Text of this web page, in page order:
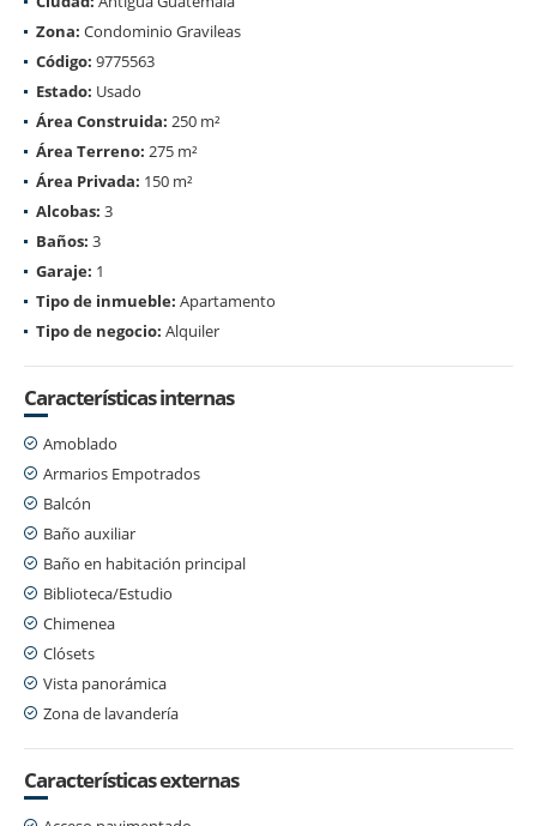
Zona: Condominio Gravileas
Código: 9775563
Estado: Usado
Área Construida: 250 m²
Área Terreno: 275 m²
Área Privada: 150 m²
Alcobas: 3
Baños: 3
Garaje: 1
Tipo de inmueble: Apartamento
Tipo de negocio: Alquiler
Características internas
Amoblado
Armarios Empotrados
Balcón
Baño auxiliar
Baño en habitación principal
Biblioteca/Estudio
Chimenea
Clósets
Vista panorámica
Zona de lavandería
Características externas